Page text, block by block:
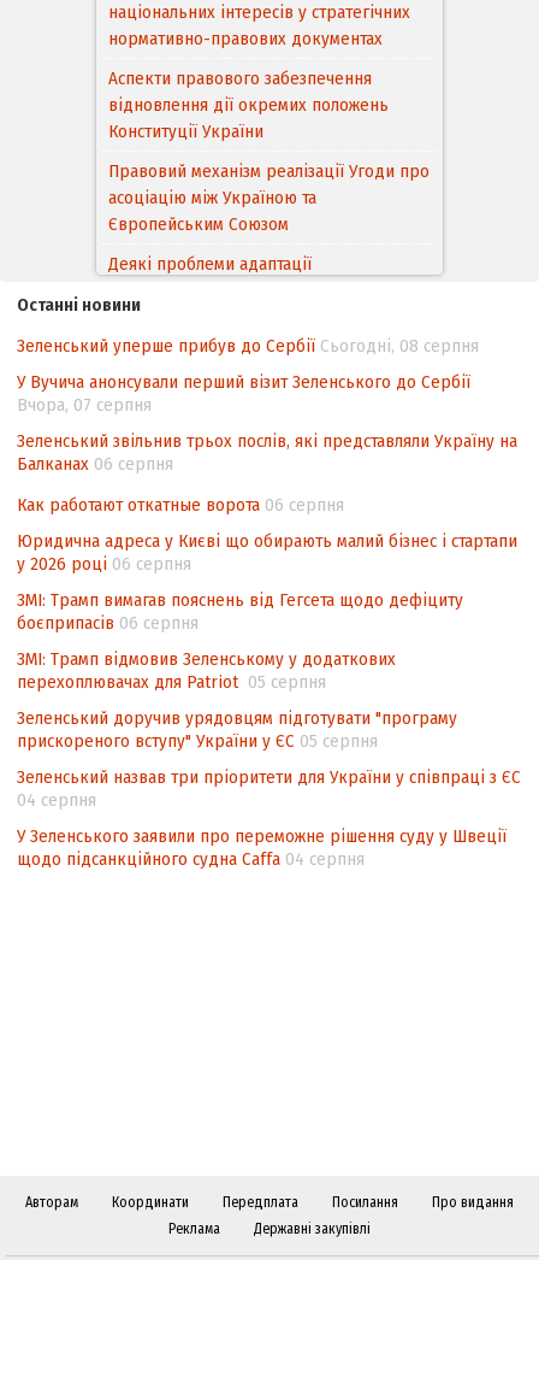
національних інтересів у стратегічних
нормативно-правових документах
Аспекти правового забезпечення
відновлення дії окремих положень
Конституції України
Правовий механізм реалізації Угоди про
асоціацію між Україною та
Європейським Cоюзом
Деякі проблеми адаптації
походження товарів відповідно до
Угоди про торговельні аспекти прав
інтелектуальної власності (TRIPS) у
контексті євроінтеграції
Аналіз виборчого законодавства щодо
невизначеності механізму повторного
Інформаційна безпека суспільства
Останні новини
Зеленський уперше прибув до Сербії Сьогодні, 08 серпня
У Вучича анонсували перший візит Зеленського до Сербії
Вчора, 07 серпня
Зеленський звільнив трьох послів, які представляли Україну на
Балканах 06 серпня
Как работают откатные ворота 06 серпня
Юридична адреса у Києві що обирають малий бізнес і стартапи
у 2026 році 06 серпня
ЗМІ: Трамп вимагав пояснень від Гегсета щодо дефіциту
боєприпасів 06 серпня
ЗМІ: Трамп відмовив Зеленському у додаткових
перехоплювачах для Patriot 05 серпня
Зеленський доручив урядовцям підготувати "програму
прискореного вступу" України у ЄС 05 серпня
Зеленський назвав три пріоритети для України у співпраці з ЄС
04 серпня
У Зеленського заявили про переможне рішення суду у Швеції
щодо підсанкційного судна Caffa 04 серпня
Авторам Координати Передплата Посилання
Про видання
Реклама
Державні закупівлі